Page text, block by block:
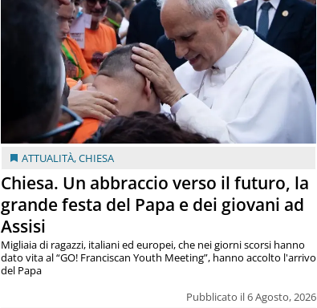
ATTUALITÀ,CHIESA
Chiesa. Un abbraccio verso il futuro, la
grande festa del Papa e dei giovani ad
Assisi
Pubblicato il 6 Agosto, 2026
Migliaia di ragazzi, italiani ed europei, che nei giorni scorsi hanno
dato vita al “GO! Franciscan Youth Meeting”, hanno accolto l'arrivo
del Papa